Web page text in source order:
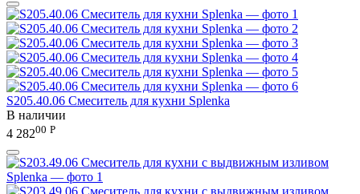
S205.40.06 Смеситель для кухни Splenka
В наличии
4 28200 Р